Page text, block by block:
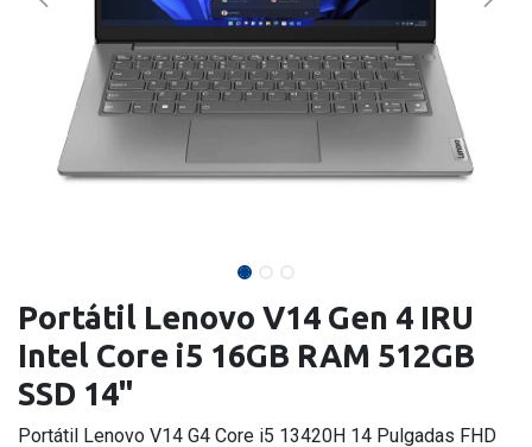
Portátil Lenovo V14 Gen 4 IRU
Intel Core i5 16GB RAM 512GB
SSD 14"
Portátil Lenovo V14 G4 Core i5 13420H 14 Pulgadas FHD